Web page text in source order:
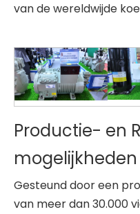
van de wereldwijde
Productie- en
Gesteund door een
van meer dan 30.000